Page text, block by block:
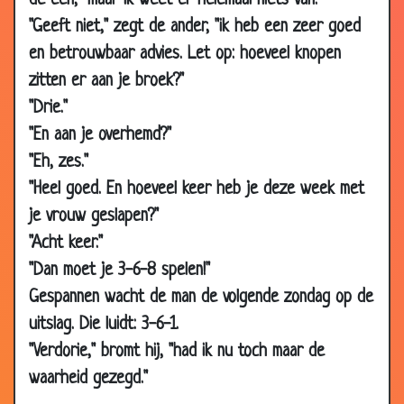
"Geeft niet," zegt de ander, "ik heb een zeer goed
en betrouwbaar advies. Let op: hoeveel knopen
zitten er aan je broek?"
"Drie."
"En aan je overhemd?"
"Eh, zes."
"Heel goed. En hoeveel keer heb je deze week met
je vrouw geslapen?"
"Acht keer."
"Dan moet je 3-6-8 spelen!"
Gespannen wacht de man de volgende zondag op de
uitslag. Die luidt: 3-6-1.
"Verdorie," bromt hij, "had ik nu toch maar de
waarheid gezegd."
09 Jul
2007
Zakkenrollers 3.38
02 Jul
Nooduitgang
02 Jul
IJzige verhalen
02 Jul
2007
Eerste boerenvlucht
2007
De begrafenis
2007
Hygienisch restaurantje
25 Jun
2007
Na de storm
25 Jun
Prijsvergelijking